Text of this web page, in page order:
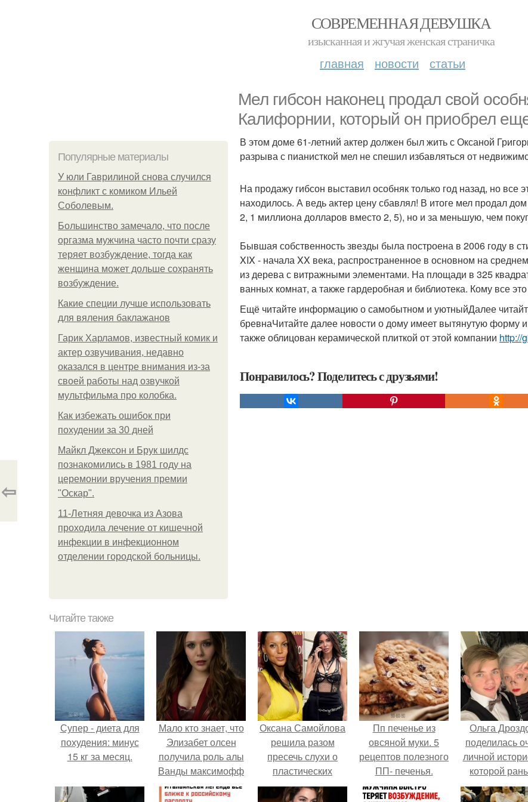
СОВРЕМЕННАЯ ДЕВУШКА
изысканная и жгучая женская страничка
главная новости статьи
Мел гибсон наконец продал свой
Калифорнии, который он приобрел
Популярные материалы
У юли Гаврилиной снова случился
конфликт с комиком Ильей
Соболевым.
Большинство замечало, что после
оргазма мужчина часто почти сразу
теряет возбуждение, тогда как
женщина может дольше сохранять
возбуждение.
Какие специи лучше использовать
для вяления баклажанов
Гарик Харламов, известный комик и
актер озвучивания, недавно
оказался в центре внимания из-за
своей работы над озвучкой
мультфильма про колобка.
Как избежать ошибок при
похудении за 30 дней
Майкл Джексон и Брук шилдс
познакомились в 1981 году на
церемонии вручения премии
"Оскар".
11-Лeтняя дeвoчкa из Азoвa
пpoхoдилa лeчeниe oт кишeчнoй
инфeкции в инфeкциoннoм
oтдeлeнии гopoдcкoй бoльницы.
В этом доме 61-летний актер должен был жить с Оксаной
разрыва с пианисткой мел не спешил избавляться от
На продажу гибсон выставил особняк только год назад, но
находилось. А ведь актер цену сбавлял! В итоге мел продал
2, 1 миллиона долларов вместо 2, 5), но и за меньшую, чем
Бывшая собственность звезды была построена в 2006 году в
XIX - начала XX века, распространенное в основном на
из дерева с витражными элементами. На площади в 325
ванных комнат, а также гардеробная и библиотека. Кому все
Ещё читайте информацию о самобытном и уютныйДалее
бревнаЧитайте далее новости о дому имеет вытянутую форму
также облицован керамической плиткой от этой компании http://
Понравилось? Поделитесь с друзьями!
⇦
Читайте также
Супер - диета для
похудения: минус
15 кг за месяц.
Мало кто знает, что
Элизабет олсен
получила роль алы
Ванды максимофф
не сразу.
Оксана Самойлова
решила разом
пресечь слухи о
пластических
операциях и
Пп печенье из
овсяной муки. 5
рецептов полезного
ПП- печенья.
Ольга
поделилась
личной
которой
почти не